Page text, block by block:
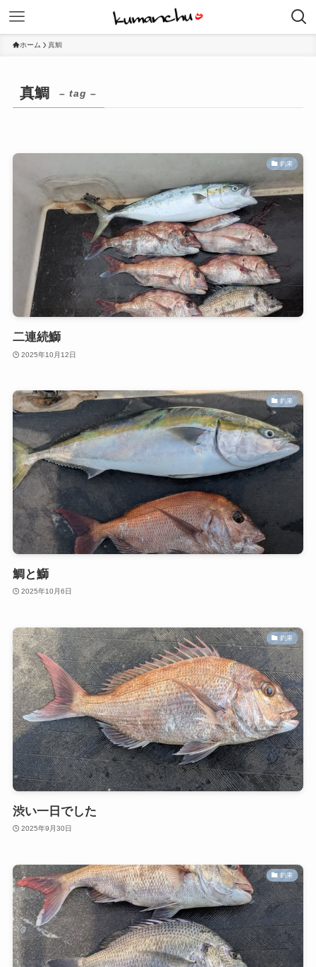
ホーム 真鯛
真鯛 – tag –
釣果
二連続鰤
2025年10月12日
釣果
鯛と鰤
2025年10月6日
釣果
渋い一日でした
2025年9月30日
釣果